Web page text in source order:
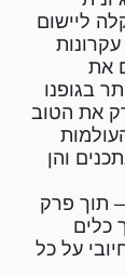
ליישום
את
בגופנו
את הטוב
והן
תוך פרק
כלים
על כל